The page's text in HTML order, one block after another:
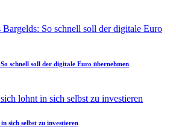
schnell soll der digitale Euro übernehmen
sich selbst zu investieren